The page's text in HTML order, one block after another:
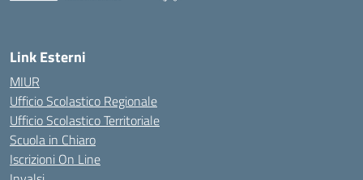
Link Esterni
MIUR
Ufficio Scolastico Regionale
Ufficio Scolastico Territoriale
Scuola in Chiaro
Iscrizioni On Line